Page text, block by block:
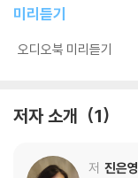
생일
남아 있는 것들
Ⅱ. 한 아이에게
우주의 옷장 속에서
미리듣기
오디오북 미리듣기
저자 소개 1
저 진은영